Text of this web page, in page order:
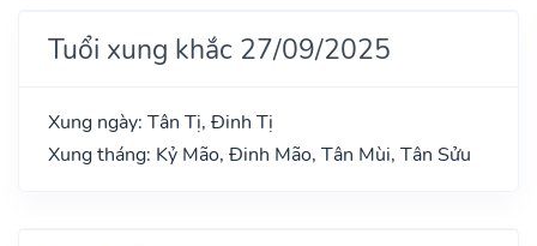
Tuổi xung khắc 27/09/2025
Xung ngày: Tân Tị, Đinh Tị
Xung tháng: Kỷ Mão, Đinh Mão, Tân Mùi, Tân Sửu